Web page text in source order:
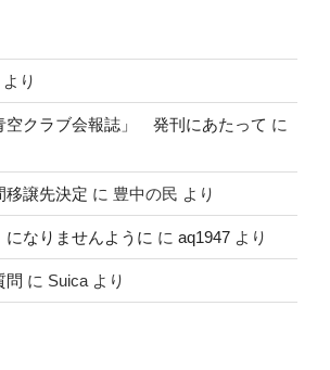
より
空クラブ会報誌」 発刊にあたって に
移譲先決定 に 豊中の民 より
になりませんように に aq1947 より
問 に Suica より